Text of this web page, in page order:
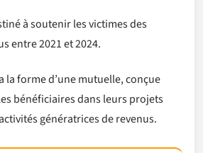
à soutenir les victimes des
entre 2021 et 2024.
la forme d’une mutuelle, conçue
bénéficiaires dans leurs projets
génératrices de revenus.